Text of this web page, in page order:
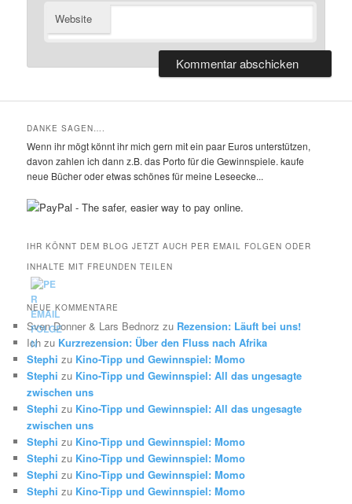
Website
DANKE SAGEN….
Wenn ihr mögt könnt ihr mich gern mit ein paar Euros unterstützen,
davon zahlen ich dann z.B. das Porto für die Gewinnspiele. kaufe
neue Bücher oder etwas schönes für meine Leseecke...
IHR KÖNNT DEM BLOG JETZT AUCH PER EMAIL FOLGEN ODER
INHALTE MIT FREUNDEN TEILEN
NEUE KOMMENTARE
Sven Donner & Lars Bednorz zu Rezension: Läuft bei uns!
Ich zu Kurzrezension: Über den Fluss nach Afrika
Stephi zu Kino-Tipp und Gewinnspiel: Momo
Stephi zu Kino-Tipp und Gewinnspiel: All das ungesagte
zwischen uns
Stephi zu Kino-Tipp und Gewinnspiel: All das ungesagte
zwischen uns
Stephi zu Kino-Tipp und Gewinnspiel: Momo
Stephi zu Kino-Tipp und Gewinnspiel: Momo
Stephi zu Kino-Tipp und Gewinnspiel: Momo
Stephi zu Kino-Tipp und Gewinnspiel: Momo